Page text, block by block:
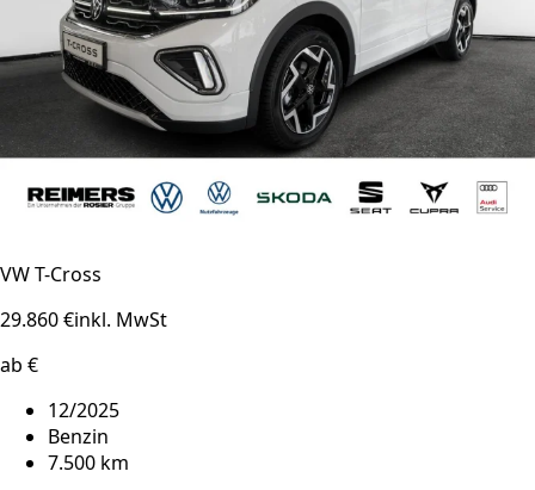
VW T-Cross
29.860 €inkl. MwSt
ab €
12/2025
Benzin
7.500 km